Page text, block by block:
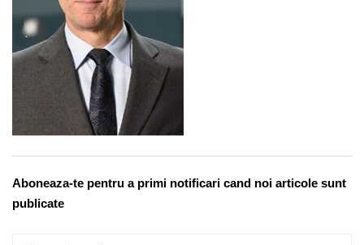
Aboneaza-te pentru a primi notificari cand noi articole sunt
publicate